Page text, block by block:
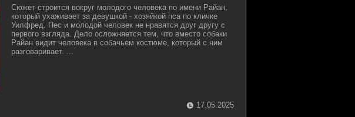
Сюжет строится вокруг молодого человека по имени Райан,
который ухаживает за девушкой - хозяйкой пса по кличке
Уилфред. Пес и молодой человек не нравятся друг другу с
первого взгляда. Дело осложняется тем, что вместо собаки
Райан видит человека в собачьем костюме, который с ним
разговаривает. ...
17.05.2025